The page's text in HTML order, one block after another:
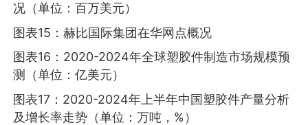
况（单位：百万美元）
图表15：赫比国际集团在华网点概况
图表16：2020-2024年全球塑胶件制造市场规模预
测（单位：亿美元）
图表17：2020-2024年上半年中国塑胶件产量分析
及增长率走势（单位：万吨，%）